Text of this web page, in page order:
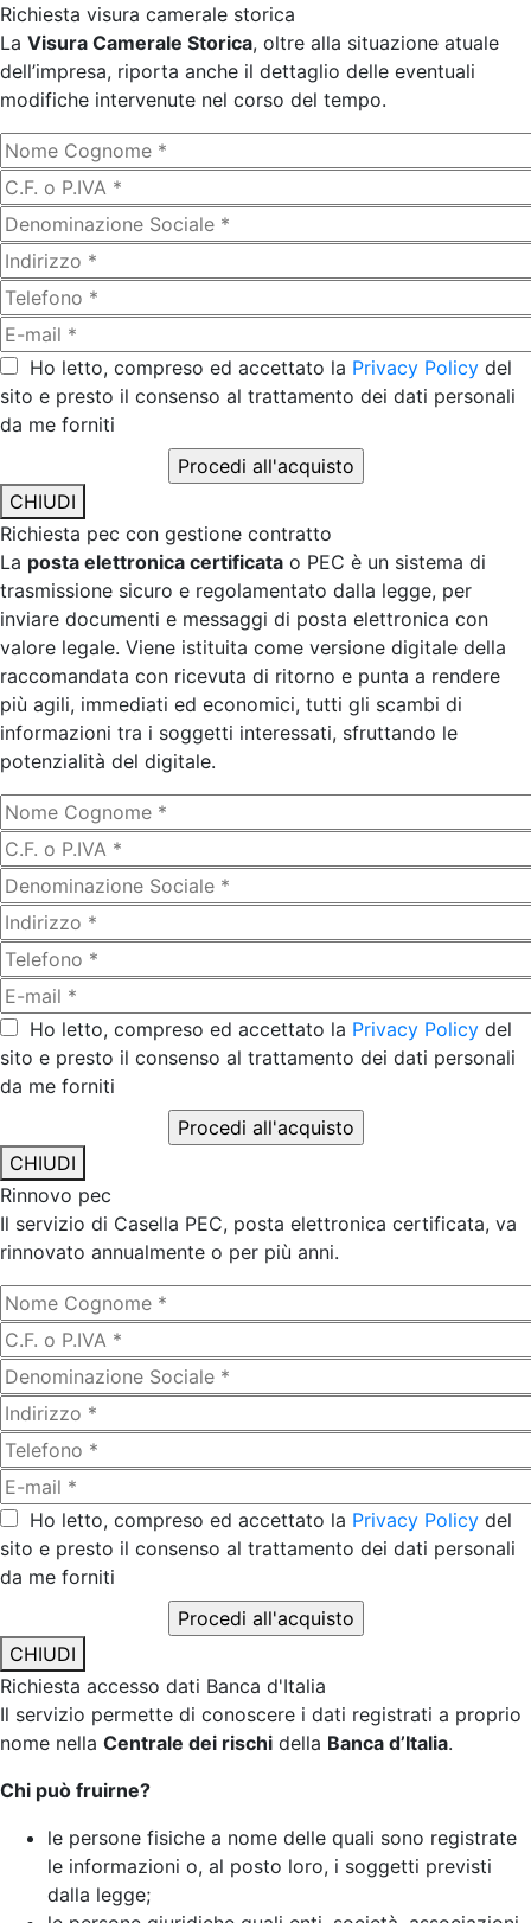
Richiesta visura camerale storica
La Visura Camerale Storica, oltre alla situazione atuale
dell’impresa, riporta anche il dettaglio delle eventuali
modifiche intervenute nel corso del tempo.
Ho letto, compreso ed accettato la Privacy Policy del
sito e presto il consenso al trattamento dei dati personali
da me forniti
CHIUDI
Richiesta pec con gestione contratto
La posta elettronica certificata o PEC è un sistema di
trasmissione sicuro e regolamentato dalla legge, per
inviare documenti e messaggi di posta elettronica con
valore legale. Viene istituita come versione digitale della
raccomandata con ricevuta di ritorno e punta a rendere
più agili, immediati ed economici, tutti gli scambi di
informazioni tra i soggetti interessati, sfruttando le
potenzialità del digitale.
Ho letto, compreso ed accettato la Privacy Policy del
sito e presto il consenso al trattamento dei dati personali
da me forniti
CHIUDI
Rinnovo pec
Il servizio di Casella PEC, posta elettronica certificata, va
rinnovato annualmente o per più anni.
Ho letto, compreso ed accettato la Privacy Policy del
sito e presto il consenso al trattamento dei dati personali
da me forniti
CHIUDI
Richiesta accesso dati Banca d'Italia
Il servizio permette di conoscere i dati registrati a proprio
nome nella Centrale dei rischi della Banca d’Italia.
Chi può fruirne?
le persone fisiche a nome delle quali sono registrate
le informazioni o, al posto loro, i soggetti previsti
dalla legge;